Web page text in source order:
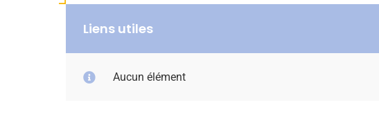
Liens utiles
Aucun élément